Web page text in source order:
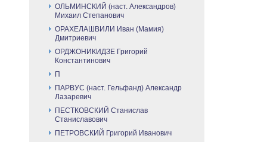
ОЛЬМИНСКИЙ (наст. Александров)
Михаил Степанович
ОРАХЕЛАШВИЛИ Иван (Мамия)
Дмитриевич
ОРДЖОНИКИДЗЕ Григорий
Константинович
П
ПАРВУС (наст. Гельфанд) Александр
Лазаревич
ПЕСТКОВСКИЙ Станислав
Станиславович
ПЕТРОВСКИЙ Григорий Иванович